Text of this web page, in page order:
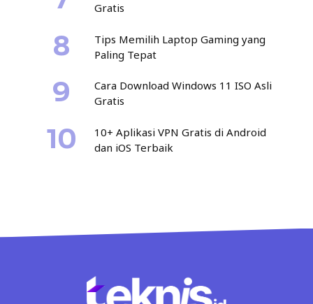
Gratis
Tips Memilih Laptop Gaming yang
Paling Tepat
Cara Download Windows 11 ISO Asli
Gratis
10+ Aplikasi VPN Gratis di Android
dan iOS Terbaik